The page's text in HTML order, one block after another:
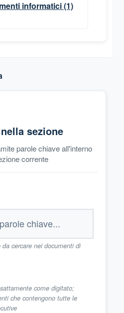
informatici(1)
sezione
parole chiave all'interno
corrente
cercare nei documenti di
come digitato;
che contengono tutte le